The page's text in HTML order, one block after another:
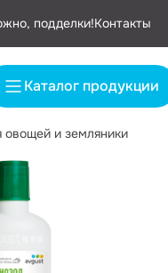
подделки!Контакты
Каталог продукции
овощей и земляники